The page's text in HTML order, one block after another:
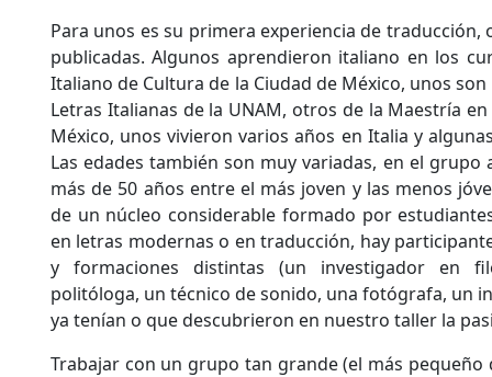
Para unos es su primera experiencia de
publicadas. Algunos aprendieron italiano en los
Italiano de Cultura de la Ciudad de México, unos
Letras Italianas de la UNAM, otros de la Maestría
México, unos vivieron varios años en Italia y
Las edades también son muy variadas, en el
más de 50 años entre el más joven y las menos
de un núcleo considerable formado por
en letras modernas o en traducción, hay
y formaciones distintas (un investigador en
politóloga, un técnico de sonido, una fotógrafa, un
ya tenían o que descubrieron en nuestro taller la
Trabajar con un grupo tan grande (el más